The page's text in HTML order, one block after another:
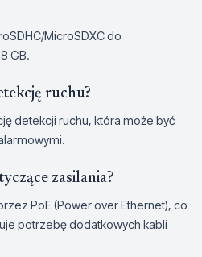
MicroSDXC do
GB.
ruchu?
detekcji ruchu, która może być
zasilania?
PoE (Power over Ethernet), co
potrzebę dodatkowych kabli